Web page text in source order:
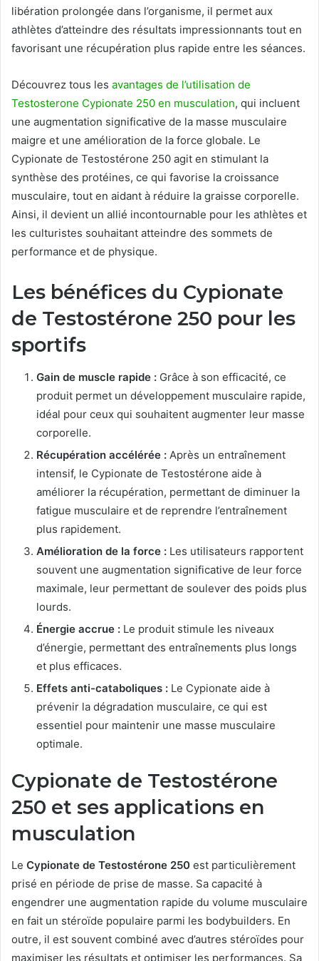
libération prolongée dans l’organisme, il permet aux
athlètes d’atteindre des résultats impressionnants tout en
favorisant une récupération plus rapide entre les séances.
Découvrez tous les avantages de l’utilisation de
Testosterone Cypionate 250 en musculation, qui incluent
une augmentation significative de la masse musculaire
maigre et une amélioration de la force globale. Le
Cypionate de Testostérone 250 agit en stimulant la
synthèse des protéines, ce qui favorise la croissance
musculaire, tout en aidant à réduire la graisse corporelle.
Ainsi, il devient un allié incontournable pour les athlètes et
les culturistes souhaitant atteindre des sommets de
performance et de physique.
Les bénéfices du Cypionate
de Testostérone 250 pour les
sportifs
Gain de muscle rapide : Grâce à son efficacité, ce
produit permet un développement musculaire rapide,
idéal pour ceux qui souhaitent augmenter leur masse
corporelle.
Récupération accélérée : Après un entraînement
intensif, le Cypionate de Testostérone aide à
améliorer la récupération, permettant de diminuer la
fatigue musculaire et de reprendre l’entraînement
plus rapidement.
Amélioration de la force : Les utilisateurs rapportent
souvent une augmentation significative de leur force
maximale, leur permettant de soulever des poids plus
lourds.
Énergie accrue : Le produit stimule les niveaux
d’énergie, permettant des entraînements plus longs
et plus efficaces.
Effets anti-cataboliques : Le Cypionate aide à
prévenir la dégradation musculaire, ce qui est
essentiel pour maintenir une masse musculaire
optimale.
Cypionate de Testostérone
250 et ses applications en
musculation
Le Cypionate de Testostérone 250 est particulièrement
prisé en période de prise de masse. Sa capacité à
engendrer une augmentation rapide du volume musculaire
en fait un stéroïde populaire parmi les bodybuilders. En
outre, il est souvent combiné avec d’autres stéroïdes pour
maximiser les résultats et optimiser les performances. Sa